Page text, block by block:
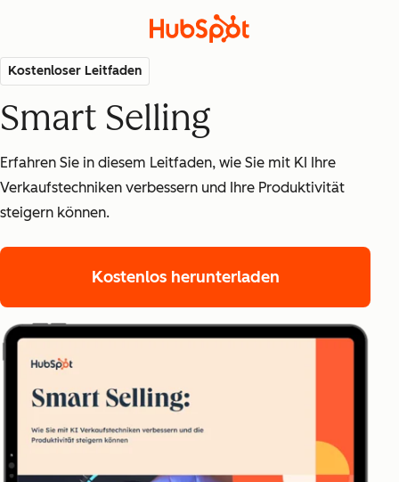
Kostenloser Leitfaden
Smart Selling
Erfahren Sie in diesem Leitfaden, wie Sie mit KI Ihre
Verkaufstechniken verbessern und Ihre Produktivität
steigern können.
Kostenlos herunterladen